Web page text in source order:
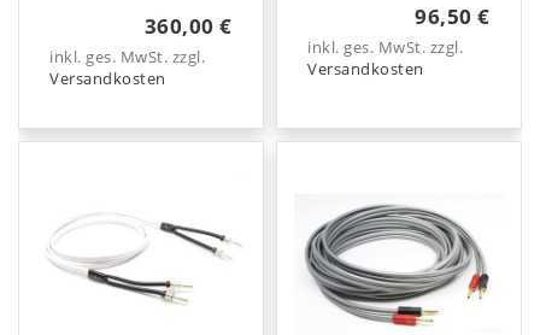
360,00 €
inkl. ges. MwSt. zzgl.
Versandkosten
96,50 €
inkl. ges. MwSt. zzgl.
Versandkosten